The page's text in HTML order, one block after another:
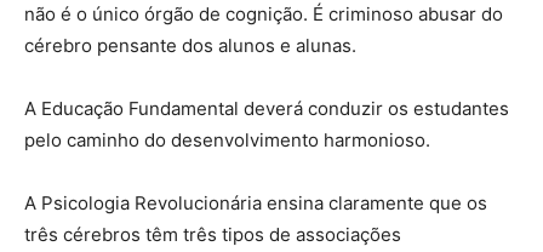
não é o único órgão de cognição. É criminoso abusar do
cérebro pensante dos alunos e alunas.
A Educação Fundamental deverá conduzir os estudantes
pelo caminho do desenvolvimento harmonioso.
A Psicologia Revolucionária ensina claramente que os
três cérebros têm três tipos de associações